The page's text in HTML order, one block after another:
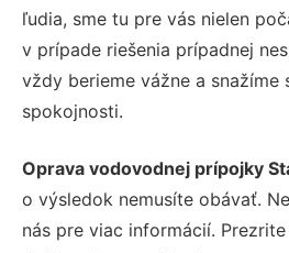
ľudia, sme tu pre vás nielen
v prípade riešenia prípadnej
vždy berieme vážne a snažíme
spokojnosti.
Oprava vodovodnej prípojky
o výsledok nemusíte obávať.
nás pre viac informácií.